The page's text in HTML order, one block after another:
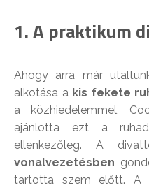
1. A praktikum
Ahogy arra már
alkotása a kis fekete
a közhiedelemmel,
ajánlotta ezt a
ellenkezőleg. A
vonalvezetésben
tartotta szem előtt. A